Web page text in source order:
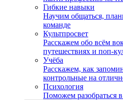
Гибкие навыки
Научим общаться,
команде
Культпросвет
Расскажем обо всём
путешествиях и поп-
Учёба
Расскажем, как
контрольные на
Психология
Поможем разобраться